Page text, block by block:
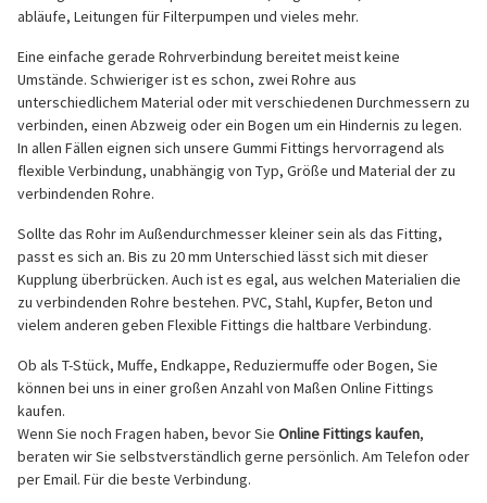
abläufe, Leitungen für Filterpumpen und vieles mehr.
Eine einfache gerade Rohrverbindung bereitet meist keine
Umstände. Schwieriger ist es schon, zwei Rohre aus
unterschiedlichem Material oder mit verschiedenen Durchmessern zu
verbinden, einen Abzweig oder ein Bogen um ein Hindernis zu legen.
In allen Fällen eignen sich unsere Gummi Fittings hervorragend als
flexible Verbindung, unabhängig von Typ, Größe und Material der zu
verbindenden Rohre.
Sollte das Rohr im Außendurchmesser kleiner sein als das Fitting,
passt es sich an. Bis zu 20 mm Unterschied lässt sich mit dieser
Kupplung überbrücken. Auch ist es egal, aus welchen Materialien die
zu verbindenden Rohre bestehen. PVC, Stahl, Kupfer, Beton und
vielem anderen geben Flexible Fittings die haltbare Verbindung.
Ob als T-Stück, Muffe, Endkappe, Reduziermuffe oder Bogen, Sie
können bei uns in einer großen Anzahl von Maßen Online Fittings
kaufen.
Wenn Sie noch Fragen haben, bevor Sie Online Fittings kaufen,
beraten wir Sie selbstverständlich gerne persönlich. Am Telefon oder
per Email. Für die beste Verbindung.